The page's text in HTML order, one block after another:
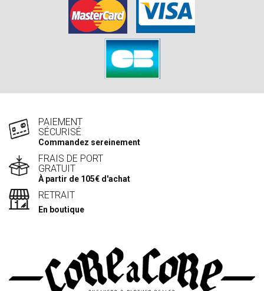
PAIEMENT
SÉCURISÉ
Commandez sereinement
FRAIS DE PORT
GRATUIT
À partir de 105€ d'achat
RETRAIT
En boutique